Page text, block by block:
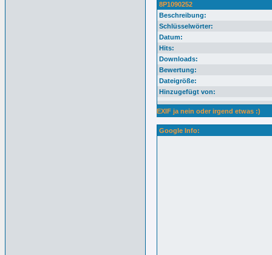
8P1090252
Beschreibung:
Schlüsselwörter:
Datum:
Hits:
Downloads:
Bewertung:
Dateigröße:
Hinzugefügt von:
EXIF ja nein oder irgend etwas :)
Google Info: